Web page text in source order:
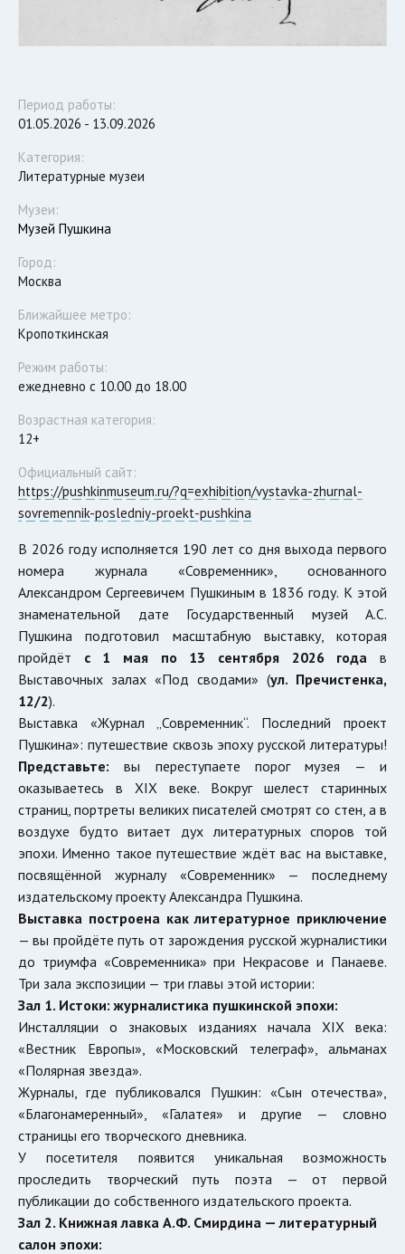
Период работы:
01.05.2026 - 13.09.2026
Категория:
Литературные музеи
Музеи:
Музей Пушкина
Город:
Москва
Ближайшее метро:
Кропоткинская
Режим работы:
ежедневно с 10.00 до 18.00
Возрастная категория:
12+
Официальный сайт:
https://pushkinmuseum.ru/?q=exhibition/vystavka-zhurnal-
sovremennik-posledniy-proekt-pushkina
В 2026 году исполняется 190 лет со дня выхода первого
номера журнала «Современник», основанного
Александром Сергеевичем Пушкиным в 1836 году. К этой
знаменательной дате Государственный музей А.С.
Пушкина подготовил масштабную выставку, которая
пройдёт с 1 мая по 13 сентября 2026 года в
Выставочных залах «Под сводами» (ул. Пречистенка,
12/2).
Выставка «Журнал „Современник“. Последний проект
Пушкина»: путешествие сквозь эпоху русской литературы!
Представьте: вы переступаете порог музея — и
оказываетесь в XIX веке. Вокруг шелест старинных
страниц, портреты великих писателей смотрят со стен, а в
воздухе будто витает дух литературных споров той
эпохи. Именно такое путешествие ждёт вас на выставке,
посвящённой журналу «Современник» — последнему
издательскому проекту Александра Пушкина.
Выставка построена как литературное приключение
— вы пройдёте путь от зарождения русской журналистики
до триумфа «Современника» при Некрасове и Панаеве.
Три зала экспозиции — три главы этой истории:
Зал 1. Истоки: журналистика пушкинской эпохи:
Инсталляции о знаковых изданиях начала XIX века:
«Вестник Европы», «Московский телеграф», альманах
«Полярная звезда».
Журналы, где публиковался Пушкин: «Сын отечества»,
«Благонамеренный», «Галатея» и другие — словно
страницы его творческого дневника.
У посетителя появится уникальная возможность
проследить творческий путь поэта — от первой
публикации до собственного издательского проекта.
Зал 2. Книжная лавка А.Ф. Смирдина — литературный
салон эпохи: